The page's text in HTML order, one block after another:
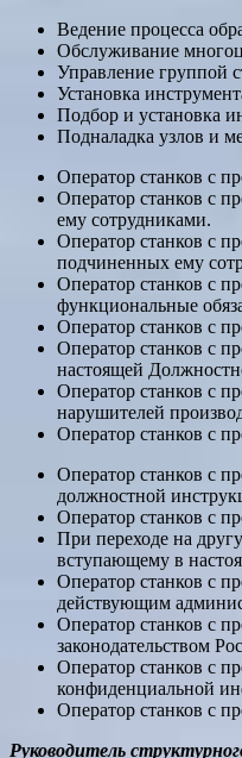
Ведение процесса
Обслуживание
Управление группой
Установка
Подбор и установка
Подналадка узлов и
Оператор станков с
Оператор станков с
ему сотрудниками.
Оператор станков с
подчиненных ему
Оператор станков с
функциональные
Оператор станков с
Оператор станков с
настоящей
Оператор станков с
нарушителей
Оператор станков с
Оператор станков с
должностной
Оператор станков с
При переходе на
вступающему в
Оператор станков с
действующим
Оператор станков с
законодательством
Оператор станков с
конфиденциальной
Оператор станков с
Руководитель